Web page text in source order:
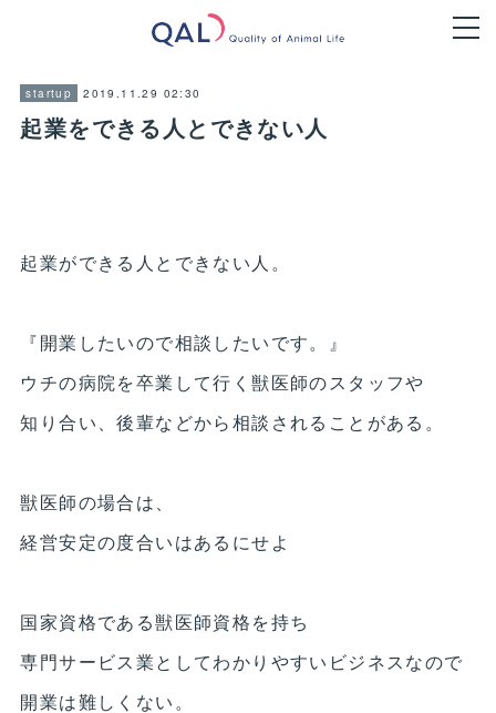
startup 2019.11.29 02:30
起業をできる人とできない人
起業ができる人とできない人。
『開業したいので相談したいです。』
ウチの病院を卒業して行く獣医師のスタッフや
知り合い、後輩などから相談されることがある。
獣医師の場合は、
経営安定の度合いはあるにせよ
国家資格である獣医師資格を持ち
専門サービス業としてわかりやすいビジネスなので
開業は難しくない。